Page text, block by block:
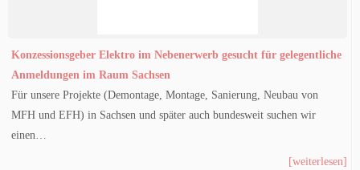
Konzessionsgeber Elektro im Nebenerwerb gesucht für gelegentliche
Anmeldungen im Raum Sachsen
Für unsere Projekte (Demontage, Montage, Sanierung, Neubau von
MFH und EFH) in Sachsen und später auch bundesweit suchen wir
einen…
[weiterlesen]